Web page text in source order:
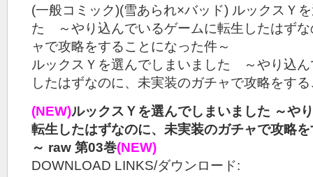
(一般コミック)(雪あられ×バッド) ルックスＹ
た ～やり込んでいるゲームに転生したはずな
ャで攻略をすることになった件～
ルックスＹを選んでしまいました ～やり込ん
したはずなのに、未実装のガチャで攻略をす
(NEW)ルックスＹを選んでしまいました ～や
転生したはずなのに、未実装のガチャで攻略
～ raw 第03巻(NEW)
DOWNLOAD LINKS/ダウンロード: